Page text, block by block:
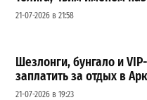
21-07-2026 в 21:58
Шезлонги, бунгало и
заплатить за отдых в
21-07-2026 в 19:23